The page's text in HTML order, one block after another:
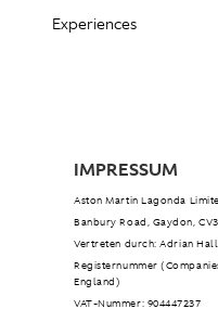
Experiences
IMPRESSUM
Aston Martin Lagonda
Banbury Road, Gaydon,
Vertreten durch: Adrian
Registernummer
England)
VAT-Nummer: 904447237